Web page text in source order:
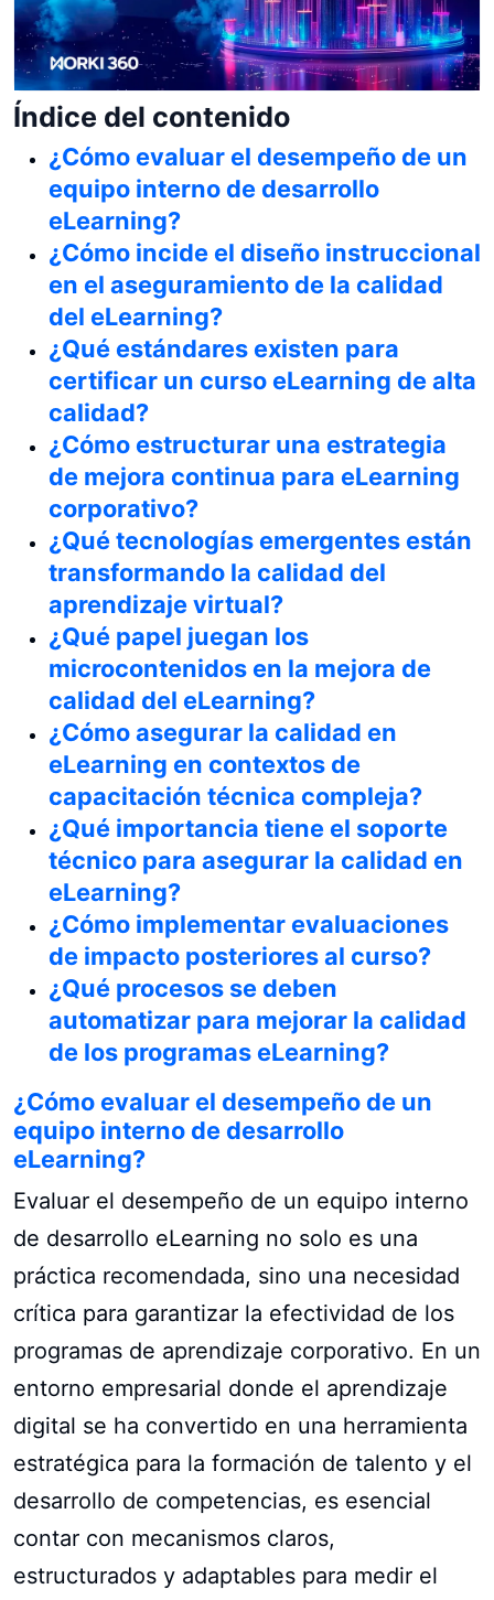
Índice del contenido
¿Cómo evaluar el desempeño de un
equipo interno de desarrollo
eLearning?
¿Cómo incide el diseño instruccional
en el aseguramiento de la calidad
del eLearning?
¿Qué estándares existen para
certificar un curso eLearning de alta
calidad?
¿Cómo estructurar una estrategia
de mejora continua para eLearning
corporativo?
¿Qué tecnologías emergentes están
transformando la calidad del
aprendizaje virtual?
¿Qué papel juegan los
microcontenidos en la mejora de
calidad del eLearning?
¿Cómo asegurar la calidad en
eLearning en contextos de
capacitación técnica compleja?
¿Qué importancia tiene el soporte
técnico para asegurar la calidad en
eLearning?
¿Cómo implementar evaluaciones
de impacto posteriores al curso?
¿Qué procesos se deben
automatizar para mejorar la calidad
de los programas eLearning?
¿Cómo evaluar el desempeño de un
equipo interno de desarrollo
eLearning?
Evaluar el desempeño de un equipo interno
de desarrollo eLearning no solo es una
práctica recomendada, sino una necesidad
crítica para garantizar la efectividad de los
programas de aprendizaje corporativo. En un
entorno empresarial donde el aprendizaje
digital se ha convertido en una herramienta
estratégica para la formación de talento y el
desarrollo de competencias, es esencial
contar con mecanismos claros,
estructurados y adaptables para medir el